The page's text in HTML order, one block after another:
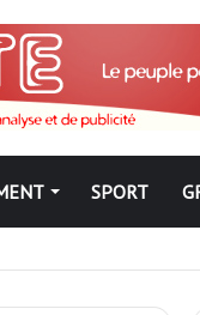
SPORT
non et sont vent